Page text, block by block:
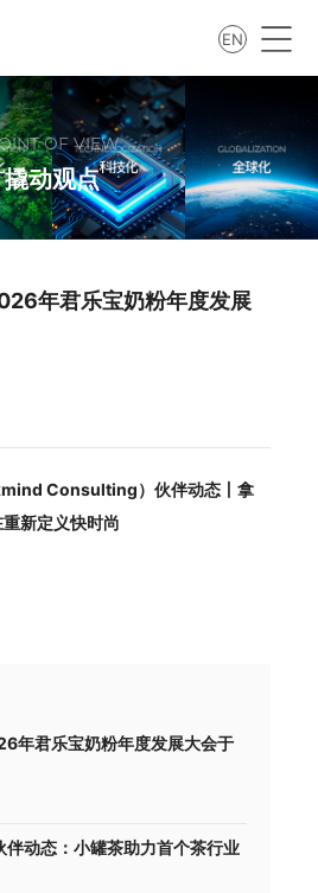
EN
OF VIEW
撬动观点
年君乐宝奶粉年度发展
Consulting）伙伴动态丨拿
新定义快时尚
年君乐宝奶粉年度发展大会于
伴动态：小罐茶助力首个茶行业